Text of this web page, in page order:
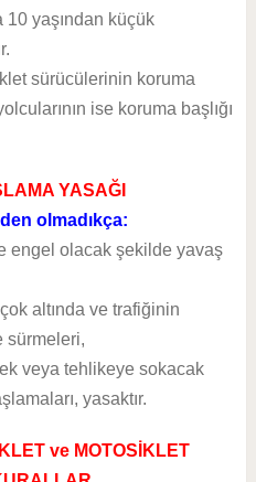
10 yaşından küçük
sürücülerinin koruma
ise koruma başlığı
YASAĞI
olmadıkça:
engel olacak şekilde yavaş
çok altında ve trafiğinin
sürmeleri,
veya tehlikeye sokacak
yasaktır.
ve MOTOSİKLET